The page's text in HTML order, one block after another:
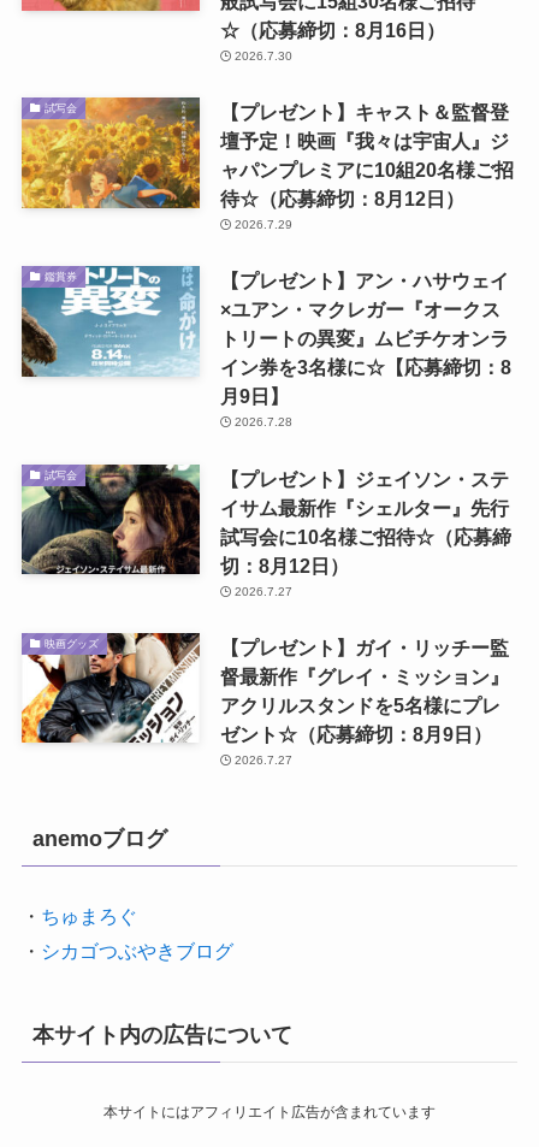
☆（応募締切：8月16日）
2026.7.30
試写会
【プレゼント】キャスト＆監督登
壇予定！映画『我々は宇宙人』ジ
ャパンプレミアに10組20名様ご招
待☆（応募締切：8月12日）
2026.7.29
鑑賞券
【プレゼント】アン・ハサウェイ
×ユアン・マクレガー『オークス
トリートの異変』ムビチケオンラ
イン券を3名様に☆【応募締切：8
月9日】
2026.7.28
試写会
【プレゼント】ジェイソン・ステ
イサム最新作『シェルター』先行
試写会に10名様ご招待☆（応募締
切：8月12日）
2026.7.27
映画グッズ
【プレゼント】ガイ・リッチー監
督最新作『グレイ・ミッション』
アクリルスタンドを5名様にプレ
ゼント☆（応募締切：8月9日）
2026.7.27
anemoブログ
・ ちゅまろぐ
・ シカゴつぶやきブログ
本サイト内の広告について
本サイトにはアフィリエイト広告が含まれています